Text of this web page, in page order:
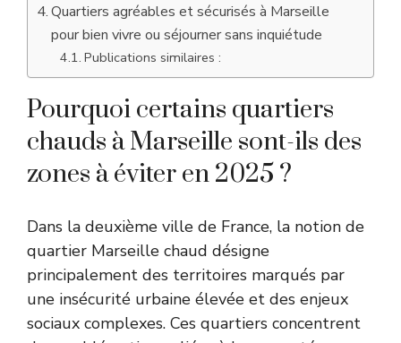
Quartiers agréables et sécurisés à Marseille
pour bien vivre ou séjourner sans inquiétude
Publications similaires :
Pourquoi certains quartiers
chauds à Marseille sont-ils des
zones à éviter en 2025 ?
Dans la deuxième ville de France, la notion de
quartier Marseille chaud désigne
principalement des territoires marqués par
une insécurité urbaine élevée et des enjeux
sociaux complexes. Ces quartiers concentrent